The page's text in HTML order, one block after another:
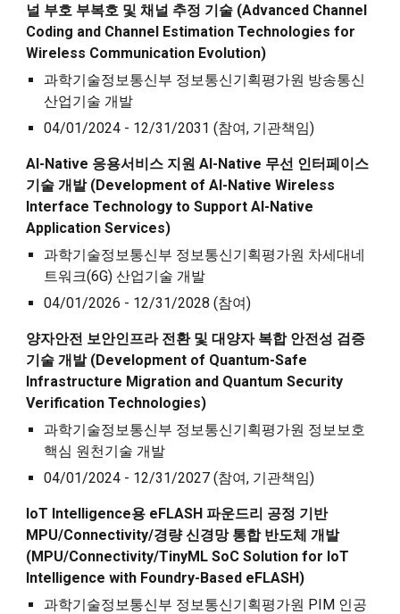
널 부호 부복호 및 채널 추정 기술 (Advanced Channel
Coding and Channel EstimationTechnologies for
Wireless Communication Evolution)
과학기술정보통신부 정보통신기획평가원 방송통신
산업기술 개발
04/01/2024 - 12/31/2031 (참여, 기관책임)
AI-Native 응용서비스 지원 AI-Native 무선 인터페이스
기술 개발(Development of AI-Native Wireless
Interface Technology to Support AI-Native
Application Services)
과학기술정보통신부 정보통신기획평가원 차세대네
트워크(6G) 산업기술 개발
04/01/2026 - 12/31/2028 (참여)
양자안전 보안인프라 전환 및 대양자 복합 안전성 검증
기술 개발 (Development of Quantum-Safe
Infrastructure Migration and QuantumSecurity
VerificationTechnologies)
과학기술정보통신부 정보통신기획평가원 정보보호
핵심 원천기술 개발
04/01/2024 - 12/31/2027 (참여, 기관책임)
IoT Intelligence용 eFLASH 파운드리 공정 기반
MPU/Connectivity/경량 신경망 통합 반도체 개발
(MPU/Connectivity/TinyML SoCSolution for IoT
Intelligence with Foundry-Based eFLASH)
과학기술정보통신부 정보통신기획평가원 PIM 인공